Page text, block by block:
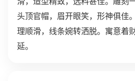
头顶官帽，眉开眼笑，形神俱佳
理顺滑，线条婉转洒脱。寓意着
延。